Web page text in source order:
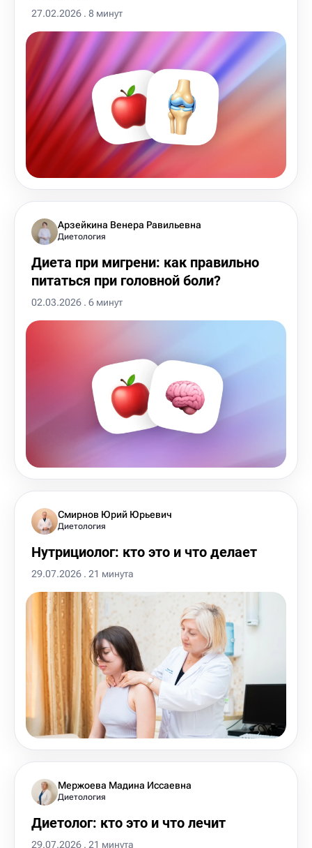
27.02.2026 . 8 минут
Арзейкина Венера Равильевна
Диетология
Диета при мигрени: как правильно
питаться при головной боли?
02.03.2026 . 6 минут
Смирнов Юрий Юрьевич
Диетология
Нутрициолог: кто это и что делает
29.07.2026 . 21 минута
Мержоева Мадина Иссаевна
Диетология
Диетолог: кто это и что лечит
29.07.2026 . 21 минута